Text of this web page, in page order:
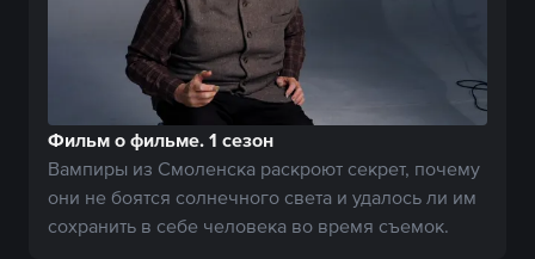
Фильм о фильме. 1 сезон
Вампиры из Смоленска раскроют секрет, почему
они не боятся солнечного света и удалось ли им
сохранить в себе человека во время съемок.